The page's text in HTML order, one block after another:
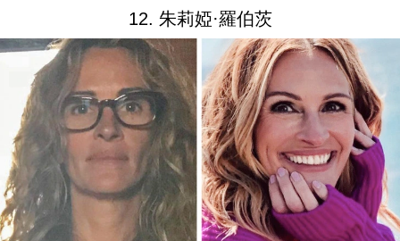
12. 朱莉婭·羅伯茨